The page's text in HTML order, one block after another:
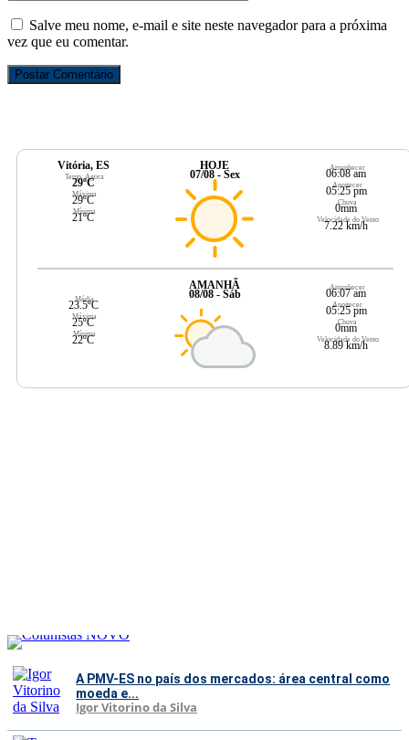
Salve meu nome, e-mail e site neste navegador para a próxima
vez que eu comentar.
Vitória, ES
Temp. Agora
29ºC
Máxima
29ºC
Mínima
21ºC
HOJE
07/08 - Sex
Amanhecer
06:08 am
Anoitecer
05:25 pm
Chuva
0mm
Velocidade do Vento
7.22 km/h
Média
23.5ºC
Máxima
25ºC
Mínima
22ºC
AMANHÃ
08/08 - Sáb
Amanhecer
06:07 am
Anoitecer
05:25 pm
Chuva
0mm
Velocidade do Vento
8.89 km/h
A PMV-ES no país dos mercados: área central como
moeda e...
Igor Vitorino da Silva